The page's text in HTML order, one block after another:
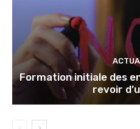
Formation initiale des
revoir